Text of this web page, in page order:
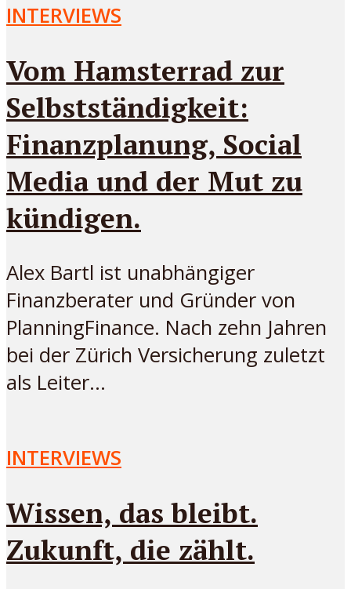
INTERVIEWS
Vom Hamsterrad zur
Selbstständigkeit:
Finanzplanung, Social
Media und der Mut zu
kündigen.
Alex Bartl ist unabhängiger
Finanzberater und Gründer von
PlanningFinance. Nach zehn Jahren
bei der Zürich Versicherung zuletzt
als Leiter...
INTERVIEWS
Wissen, das bleibt.
Zukunft, die zählt.